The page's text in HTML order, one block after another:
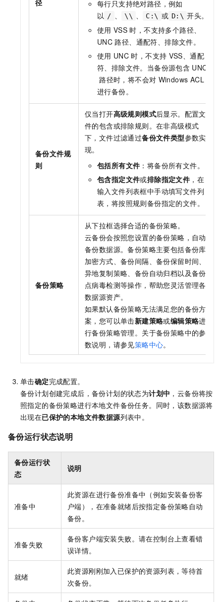
径
每行只支持绝对路径，例如
以 / 、 \\ 、 C:\ 或 D:\ 开头。
使用 VSS 时，不支持多个路径、
UNC 路径、通配符、排除文件。
使用 UNC 时，不支持 VSS、通配
符、排除文件。当备份源包含 UNC
路径时，将不会对 Windows ACL
进行备份。
备份文件规
则
仅当打开高级规则模式后显示。配置文
件的包含或排除规则。在非高级模式
下，文件过滤通过备份文件类型参数实
现。
包括所有文件 ：将备份所有文件。
包含指定文件或排除指定文件 ，在
输入文件列表框中手动填写文件列
表，将按照规则备份指定的文件。
备份策略
从下拉框选择合适的备份策略。
云备份会按照您设置的备份策略，自动
备份数据源。备份策略主要包括备份库
加密方式、备份间隔、备份保留时间、
异地复制策略、备份自动归档以及备份
点病毒检测等操作，帮助您灵活管理各
数据源资产。
如果默认备份策略无法满足您的备份方
案，您可以单击新建策略或编辑策略进
行备份策略管理。关于备份策略中的参
数说明，请参见策略中心。
单击确定完成配置。
备份计划创建完成后，备份计划的状态为计划中 ， 云备份将按
照指定的备份策略进行本地文件备份任务。同时，该数据源将
出现在已保护的本地文件数据源列表中。
备份运行状态说明
备份运行状
态
说明
准备中
此资源在进行备份准备中（例如安装备份客
户端），在准备就绪后按指定备份策略自动
备份。
准备失败
备份客户端安装失败。请在控制台上查看错
误详情。
就绪
此资源刚刚加入已保护的资源列表，等待首
次备份。